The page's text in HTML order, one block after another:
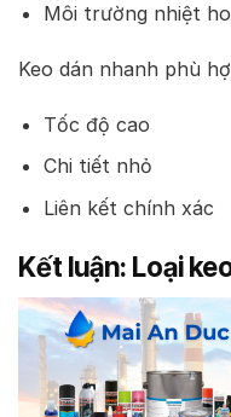
Môi trường nhiệt
Keo dán nhanh phù
Tốc độ cao
Chi tiết nhỏ
Liên kết chính xác
Kết luận: Loại